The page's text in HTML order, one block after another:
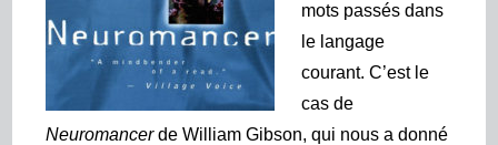
mots passés dans
le langage
courant. C’est le
cas de
Neuromancerde William Gibson, qui nous a donné